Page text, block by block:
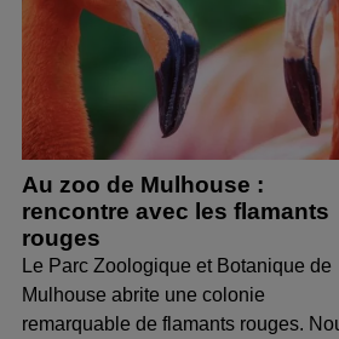
Au zoo de Mulhouse :
rencontre avec les flamants
rouges
Le Parc Zoologique et Botanique de
Mulhouse abrite une colonie
remarquable de flamants rouges.